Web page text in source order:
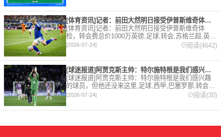
[体育资讯]记者：前田大然明日接受伊普斯维奇体检，转会费总价
[体育资讯]记者：前田大然明日接受伊普斯维奇体
检，转会费总价1000万英镑,足球,转会,苏格兰超,英
超,伊普斯维奇。欢迎收藏本站，24小时为你更新最新
的足球，篮球体育资讯。
[2026-07-24] 阅读(4642)
[球迷报道]阿贾克斯主帅：特尔施特根是我们感兴趣的球员，但他
[球迷报道]阿贾克斯主帅：特尔施特根是我们感兴趣
的球员，但他还没来这里,足球,西甲,巴塞罗那,转会,
五洲,荷甲。欢迎收藏本站，24小时为你更新最新的足
球，篮球体育资讯。
[2026-07-24] 阅读(30)